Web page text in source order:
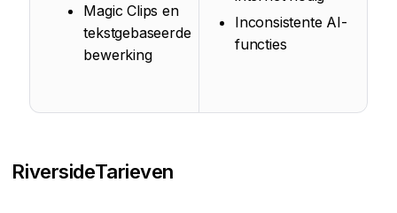
Magic Clips en
tekstgebaseerde
bewerking
Inconsistente AI-
functies
RiversideTarieven